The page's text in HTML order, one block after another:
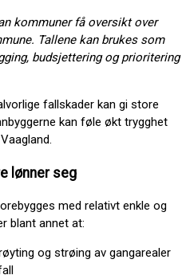
kommuner få oversikt over
Tallene kan brukes som
budsjettering og prioritering
fallskader kan gi store
kan føle økt trygghet
lønner seg
med relativt enkle og
blant annet at:
og strøing av gangarealer